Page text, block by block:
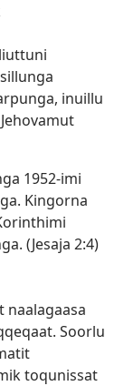
inuillu
1952-imi
Kingorna
(Jesaja 2:4)
Soorlu
toqunissat